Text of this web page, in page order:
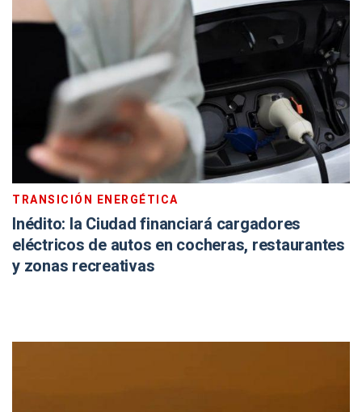
TRANSICIÓN ENERGÉTICA
Inédito: la Ciudad financiará cargadores
eléctricos de autos en cocheras, restaurantes
y zonas recreativas